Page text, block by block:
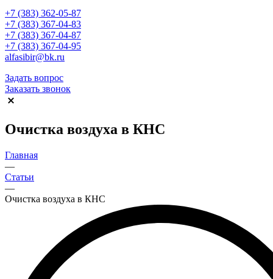
+7 (383) 362-05-87
+7 (383) 367-04-83
+7 (383) 367-04-87
+7 (383) 367-04-95
alfasibir@bk.ru
Задать вопрос
Заказать звонок
Очистка воздуха в КНС
Главная
—
Статьи
—
Очистка воздуха в КНС